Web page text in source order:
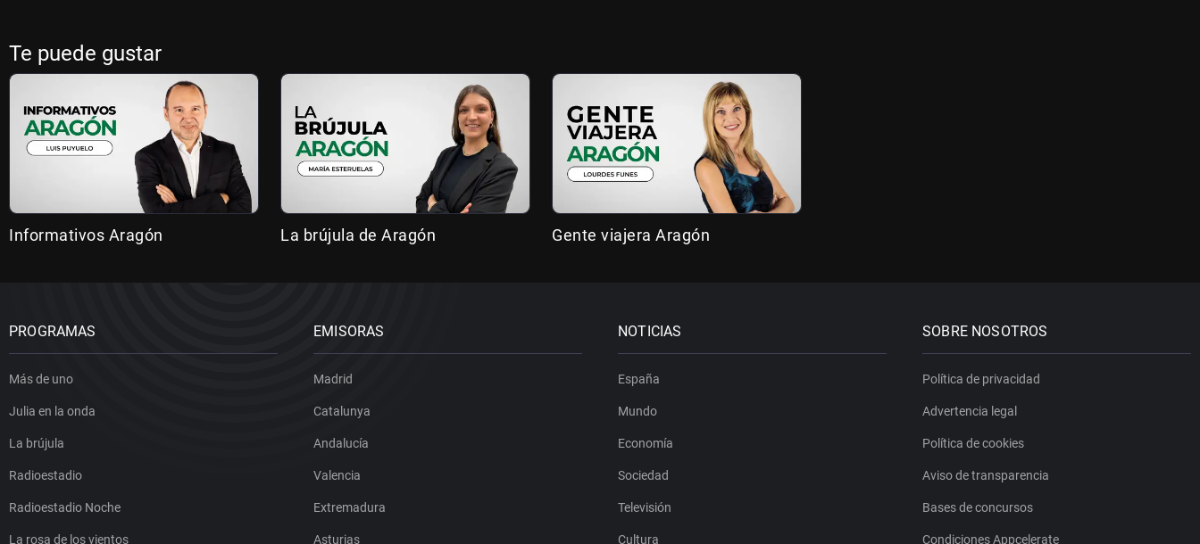
Te puede gustar
Informativos Aragón La brújula de Aragón Gente viajera Aragón
PROGRAMAS
Más de uno
Julia en la onda
La brújula
Radioestadio
Radioestadio Noche
La rosa de los vientos
EMISORAS
Madrid
Catalunya
Andalucía
Valencia
Extremadura
Asturias
NOTICIAS
España
Mundo
Economía
Sociedad
Televisión
Cultura
SOBRE NOSOTROS
Política de privacidad
Advertencia legal
Política de cookies
Aviso de transparencia
Bases de concursos
Condiciones Appcelerate